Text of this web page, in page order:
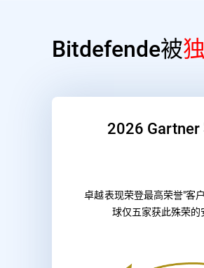
Bitdefende被
2026 Gartner
卓越表现荣登最高荣誉"客
球仅五家获此殊荣